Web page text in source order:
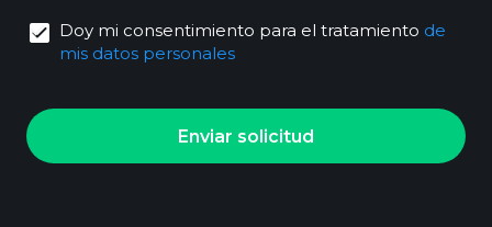
Doy mi consentimiento para el tratamiento de
mis datos personales
Enviar solicitud